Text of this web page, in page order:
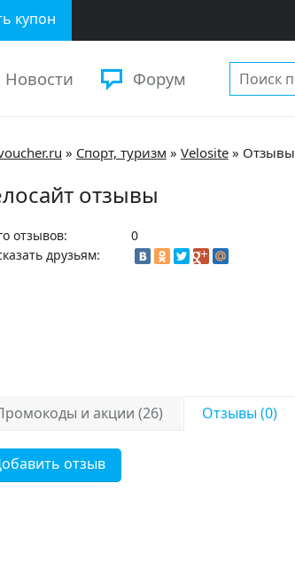
купон
Новости Форум
» Спорт, туризм » Velosite» Отзывы
отзывы
отзывов:
0
друзьям:
и акции (26) Отзывы (0)
отзыв